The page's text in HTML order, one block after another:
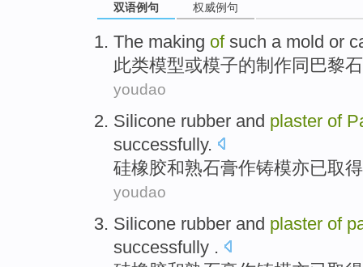
双语例句 权威例句
The making of such a mold or
此类模型或模子的制作同 巴黎
youdao
Silicone rubber and plaster of
successfully.
硅橡胶和熟石膏作铸模亦已取
youdao
Silicone rubber and plaster of
successfully .